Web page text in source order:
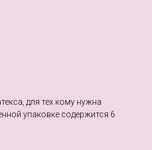
для тех кому нужна
упаковке содержится 6